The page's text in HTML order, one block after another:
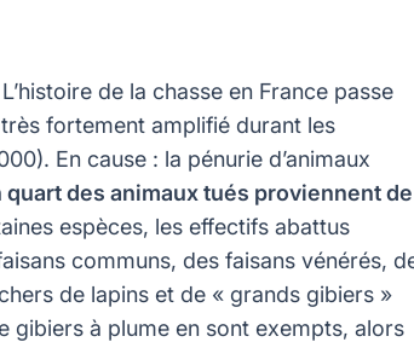
de la chasse en France passe
très fortement amplifié durant les
En cause : la pénurie d’animaux
quart des animaux tués proviennent de
espèces, les effectifs abattus
communs, des faisans vénérés,
de lapins et de « grands gibiers »
gibiers à plume en sont exempts, alors